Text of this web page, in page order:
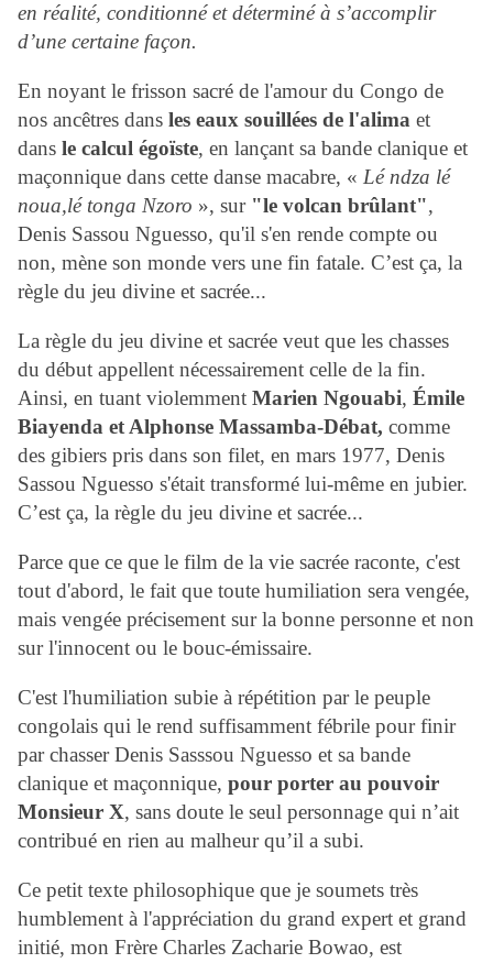
en réalité, conditionné et déterminé à s’accomplir
d’une certaine façon.
En noyant le frisson sacré de l'amour du Congo de
nos ancêtres dans les eaux souillées de l'alima et
dans le calcul égoïste, en lançant sa bande clanique et
maçonnique dans cette danse macabre, « Lé ndza lé
noua,lé tonga Nzoro », sur "le volcan brûlant",
Denis Sassou Nguesso, qu'il s'en rende compte ou
non, mène son monde vers une fin fatale. C’est ça, la
règle du jeu divine et sacrée...
La règle du jeu divine et sacrée veut que les chasses
du début appellent nécessairement celle de la fin.
Ainsi, en tuant violemment Marien Ngouabi, Émile
Biayenda et Alphonse Massamba-Débat, comme
des gibiers pris dans son filet, en mars 1977, Denis
Sassou Nguesso s'était transformé lui-même en jubier.
C’est ça, la règle du jeu divine et sacrée...
Parce que ce que le film de la vie sacrée raconte, c'est
tout d'abord, le fait que toute humiliation sera vengée,
mais vengée précisement sur la bonne personne et non
sur l'innocent ou le bouc-émissaire.
C'est l'humiliation subie à répétition par le peuple
congolais qui le rend suffisamment fébrile pour finir
par chasser Denis Sasssou Nguesso et sa bande
clanique et maçonnique, pour porter au pouvoir
Monsieur X, sans doute le seul personnage qui n’ait
contribué en rien au malheur qu’il a subi.
Ce petit texte philosophique que je soumets très
humblement à l'appréciation du grand expert et grand
initié, mon Frère Charles Zacharie Bowao, est